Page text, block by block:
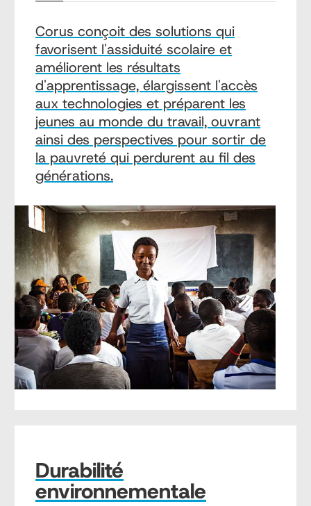
Corus conçoit des solutions qui
favorisent l'assiduité scolaire et
améliorent les résultats
d'apprentissage, élargissent l'accès
aux technologies et préparent les
jeunes au monde du travail, ouvrant
ainsi des perspectives pour sortir de
la pauvreté qui perdurent au fil des
générations.
Durabilité
environnementale